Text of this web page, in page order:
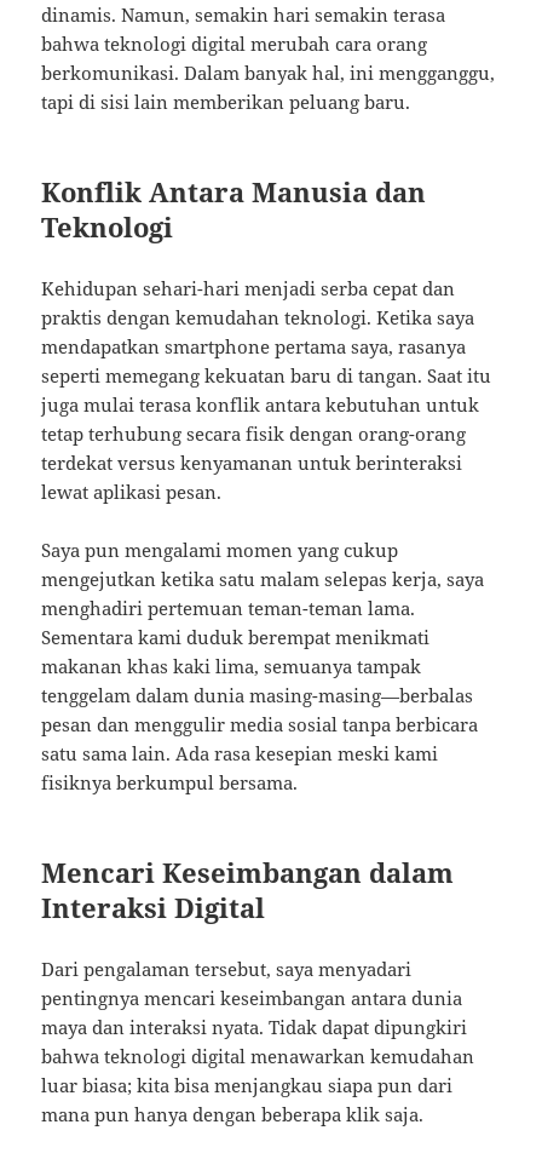
dinamis. Namun, semakin hari semakin terasa
bahwa teknologi digital merubah cara orang
berkomunikasi. Dalam banyak hal, ini mengganggu,
tapi di sisi lain memberikan peluang baru.
Konflik Antara Manusia dan
Teknologi
Kehidupan sehari-hari menjadi serba cepat dan
praktis dengan kemudahan teknologi. Ketika saya
mendapatkan smartphone pertama saya, rasanya
seperti memegang kekuatan baru di tangan. Saat itu
juga mulai terasa konflik antara kebutuhan untuk
tetap terhubung secara fisik dengan orang-orang
terdekat versus kenyamanan untuk berinteraksi
lewat aplikasi pesan.
Saya pun mengalami momen yang cukup
mengejutkan ketika satu malam selepas kerja, saya
menghadiri pertemuan teman-teman lama.
Sementara kami duduk berempat menikmati
makanan khas kaki lima, semuanya tampak
tenggelam dalam dunia masing-masing—berbalas
pesan dan menggulir media sosial tanpa berbicara
satu sama lain. Ada rasa kesepian meski kami
fisiknya berkumpul bersama.
Mencari Keseimbangan dalam
Interaksi Digital
Dari pengalaman tersebut, saya menyadari
pentingnya mencari keseimbangan antara dunia
maya dan interaksi nyata. Tidak dapat dipungkiri
bahwa teknologi digital menawarkan kemudahan
luar biasa; kita bisa menjangkau siapa pun dari
mana pun hanya dengan beberapa klik saja.